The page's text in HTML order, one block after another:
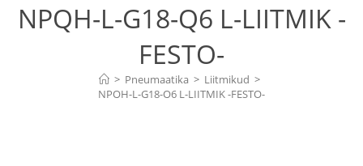
NPQH-L-G18-Q6 L-LIITMIK -
FESTO-
> Pneumaatika > Liitmikud >
NPQH-L-G18-Q6 L-LIITMIK -FESTO-